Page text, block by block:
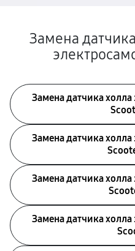
Замена
Замена датчика
Замена датчика
Замена датчика
Замена датчика